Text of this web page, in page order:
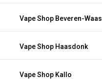
Vape Shop Beveren-Waas
Vape Shop Haasdonk
Vape Shop Kallo